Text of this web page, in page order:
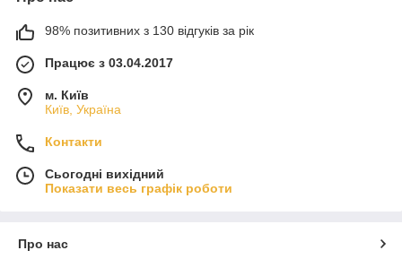
98% позитивних з 130 відгуків за рік
Працює з 03.04.2017
м. Київ
Київ, Україна
Контакти
Сьогодні вихідний
Показати весь графік роботи
Про нас